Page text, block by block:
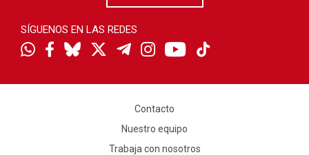
SÍGUENOS EN LAS REDES
Contacto
Nuestro equipo
Trabaja con nosotros